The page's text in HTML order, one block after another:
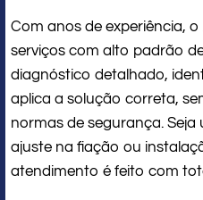
Com anos de experiência, o
serviços com alto padrão
diagnóstico detalhado,
aplica a solução correta,
normas de segurança.
ajuste na fiação ou
atendimento é feito com